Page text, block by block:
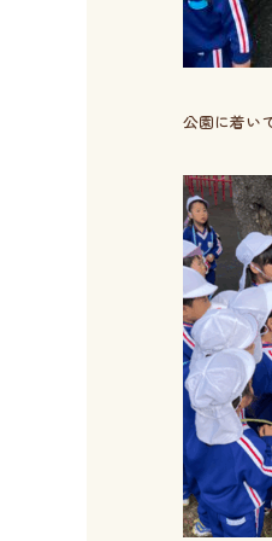
公園に着い